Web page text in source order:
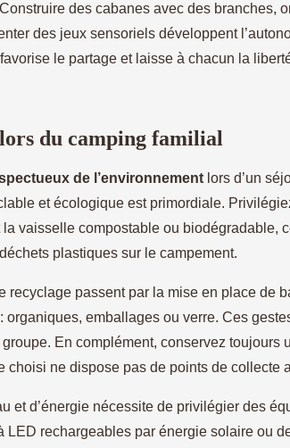
des cabanes avec des branches,
des jeux sensoriels développent
le partage et laisse à chacun la
du camping familial
de l’environnement lors d’un
et écologique est primordiale.
vaisselle compostable ou biodégradable,
plastiques sur le campement.
recyclage passent par la mise en place de
organiques, emballages ou verre. Ces
En complément, conservez toujours
choisi ne dispose pas de points de collecte
et d’énergie nécessite de privilégier des
LED rechargeables par énergie solaire ou